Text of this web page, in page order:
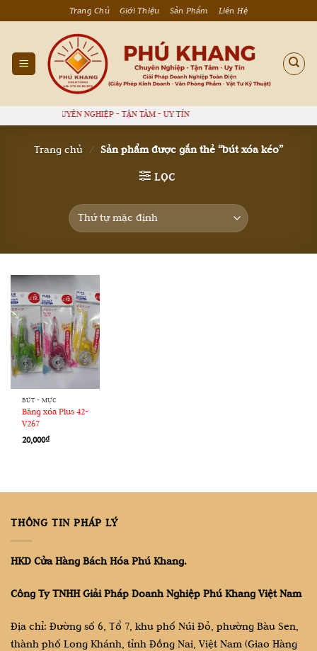
qua
dung
Trang Chủ Giới Thiệu Sản Phẩm Liên Hệ
KHANG - CHUYÊN NGHIỆP - TẬN TÂM - UY TÍN
Trang chủ / Sản phẩm được gắn thẻ “bút xóa kéo”
LỌC
BÚT - MỰC
Băng xóa Plus 42-
V267
20,000₫
THÔNG TIN PHÁP LÝ
HKD Cửa Hàng Bách Hóa Phú Khang.
Công Ty TNHH Giải Pháp Doanh Nghiệp Phú Khang Việt Nam
Địa chỉ: Đường số 6, Tổ 7, khu phố Núi Đỏ, phường Bàu Sen,
thành phố Long Khánh, tỉnh Đồng Nai, Việt Nam (Giao Hàng